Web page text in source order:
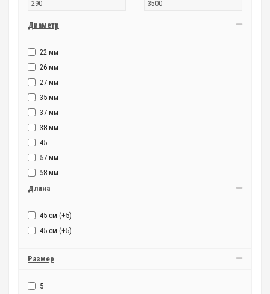
Диаметр
22 мм
26 мм
27 мм
35 мм
37 мм
38 мм
45
57 мм
58 мм
60 мм
Длина
45 см (+5)
45 см (+5)
Размер
5